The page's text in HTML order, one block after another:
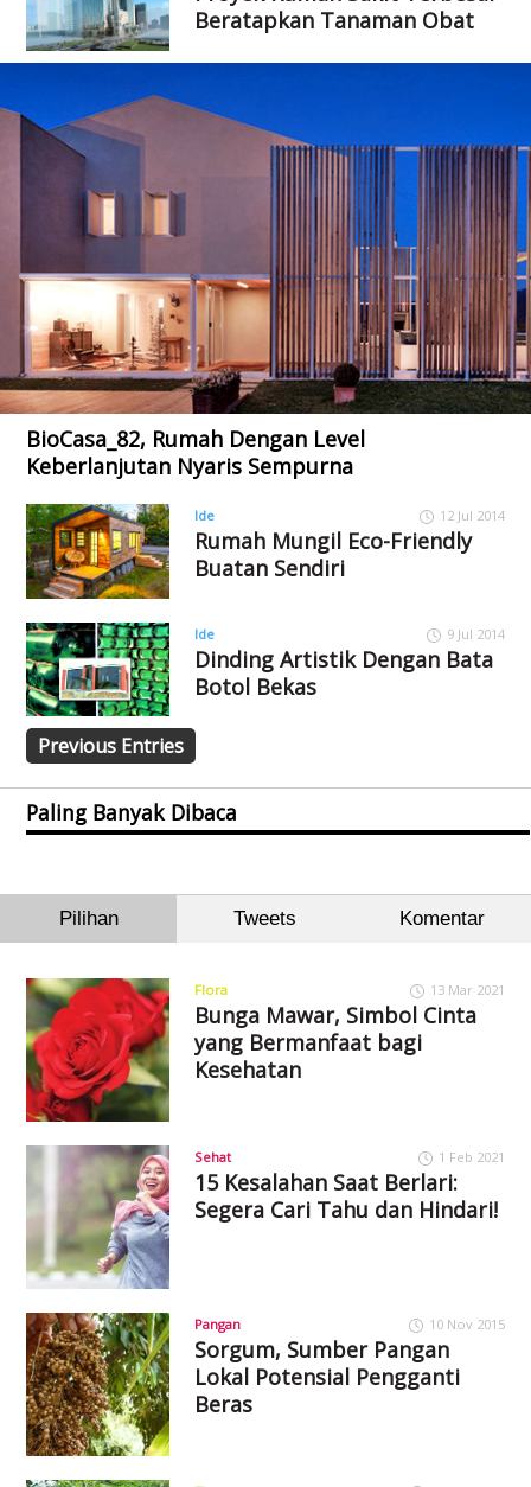
Beratapkan Tanaman Obat
BioCasa_82, Rumah Dengan Level
Keberlanjutan Nyaris Sempurna
Ide 12 Jul 2014
Rumah Mungil Eco-Friendly
Buatan Sendiri
Ide 9 Jul 2014
Dinding Artistik Dengan Bata
Botol Bekas
Previous Entries
Paling Banyak Dibaca
Pilihan Tweets Komentar
Flora 13 Mar 2021
Bunga Mawar, Simbol Cinta
yang Bermanfaat bagi
Kesehatan
Sehat 1 Feb 2021
15 Kesalahan Saat Berlari:
Segera Cari Tahu dan Hindari!
Pangan 10 Nov 2015
Sorgum, Sumber Pangan
Lokal Potensial Pengganti
Beras